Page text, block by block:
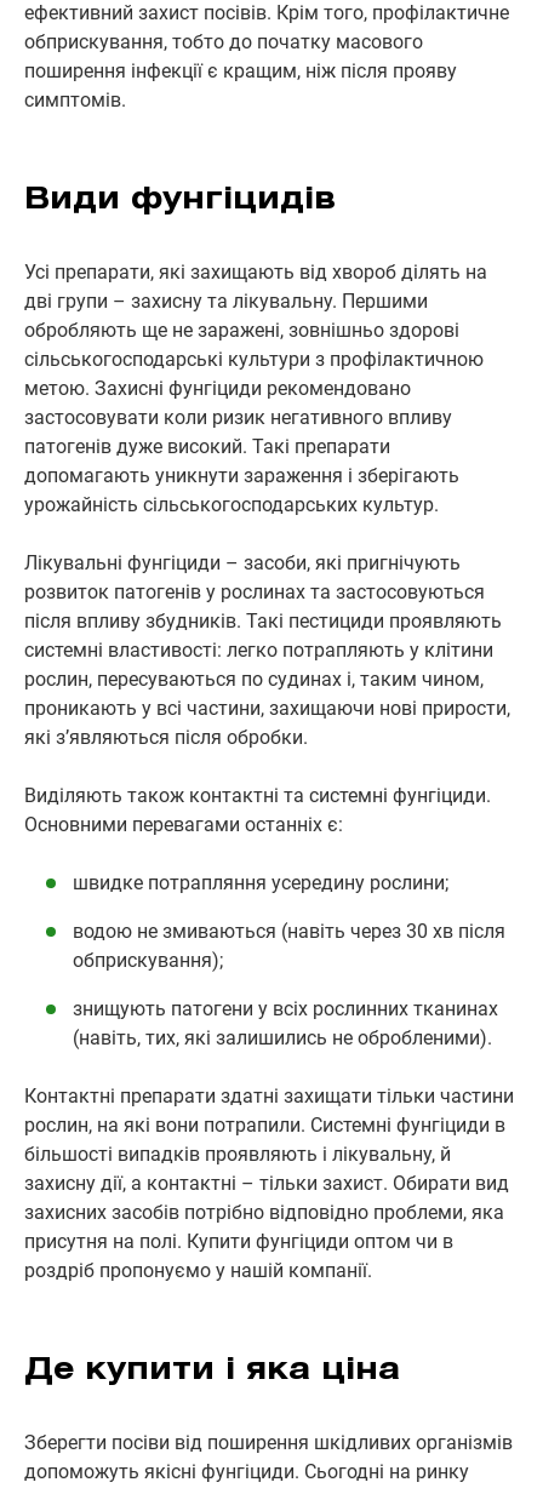
ефективний захист посівів. Крім того, профілактичне
обприскування, тобто до початку масового
поширення інфекції є кращим, ніж після прояву
симптомів.
Види фунгіцидів
Усі препарати, які захищають від хвороб ділять на
дві групи – захисну та лікувальну. Першими
обробляють ще не заражені, зовнішньо здорові
сільськогосподарські культури з профілактичною
метою. Захисні фунгіциди рекомендовано
застосовувати коли ризик негативного впливу
патогенів дуже високий. Такі препарати
допомагають уникнути зараження і зберігають
урожайність сільськогосподарських культур.
Лікувальні фунгіциди – засоби, які пригнічують
розвиток патогенів у рослинах та застосовуються
після впливу збудників. Такі пестициди проявляють
системні властивості: легко потрапляють у клітини
рослин, пересуваються по судинах і, таким чином,
проникають у всі частини, захищаючи нові прирости,
які з’являються після обробки.
Виділяють також контактні та системні фунгіциди.
Основними перевагами останніх є:
швидке потрапляння усередину рослини;
водою не змиваються (навіть через 30 хв після
обприскування);
знищують патогени у всіх рослинних тканинах
(навіть, тих, які залишились не обробленими).
Контактні препарати здатні захищати тільки частини
рослин, на які вони потрапили. Системні фунгіциди в
більшості випадків проявляють і лікувальну, й
захисну дії, а контактні – тільки захист. Обирати вид
захисних засобів потрібно відповідно проблеми, яка
присутня на полі. Купити фунгіциди оптом чи в
роздріб пропонуємо у нашій компанії.
Де купити і яка ціна
Зберегти посіви від поширення шкідливих організмів
допоможуть якісні фунгіциди. Сьогодні на ринку